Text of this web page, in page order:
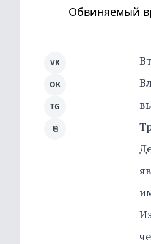
Обвиняемый
VK
OK
TG
⎘